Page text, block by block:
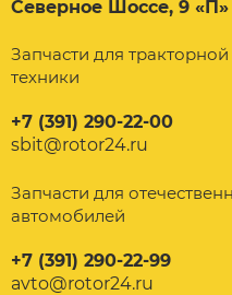
Северное Шоссе, 9 «П»
Запчасти для
техники
+7 (391) 290-22-00
sbit@rotor24.ru
Запчасти для
автомобилей
+7 (391) 290-22-99
avto@rotor24.ru